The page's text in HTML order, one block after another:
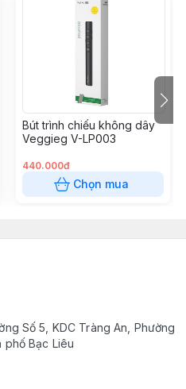
Bút trình chiếu không dây
Veggieg V-LP003
440.000đ
Chọn mua
Số 5, KDC Tràng An, Phường
phố Bạc Liêu